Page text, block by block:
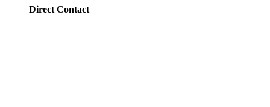
Direct Contact